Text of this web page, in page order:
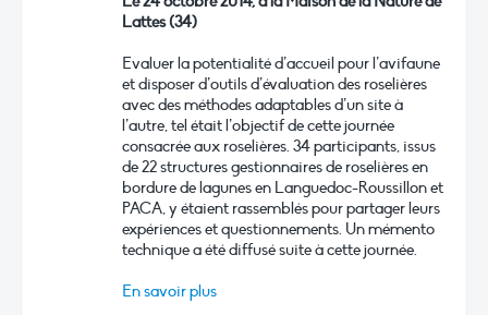
Lattes (34)
Evaluer la potentialité d’accueil pour l’avifaune
et disposer d’outils d’évaluation des roselières
avec des méthodes adaptables d’un site à
l’autre, tel était l’objectif de cette journée
consacrée aux roselières. 34 participants, issus
de 22 structures gestionnaires de roselières en
bordure de lagunes en Languedoc-Roussillon et
PACA, y étaient rassemblés pour partager leurs
expériences et questionnements. Un mémento
technique a été diffusé suite à cette journée.
En savoir plus